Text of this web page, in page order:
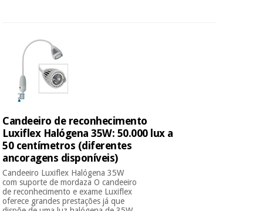
Candeeiro de reconhecimento
Luxiflex Halógena 35W: 50.000 lux a
50 centímetros (diferentes
ancoragens disponíveis)
Candeeiro Luxiflex Halógena 35W
com suporte de mordaza O candeeiro
de reconhecimento e exame Luxiflex
oferece grandes prestações já que